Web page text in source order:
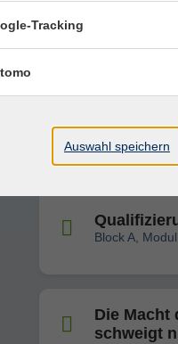
Linux
Windows?
Block A,
Die Macht
schweigt
Tracking
Auswahl speichern